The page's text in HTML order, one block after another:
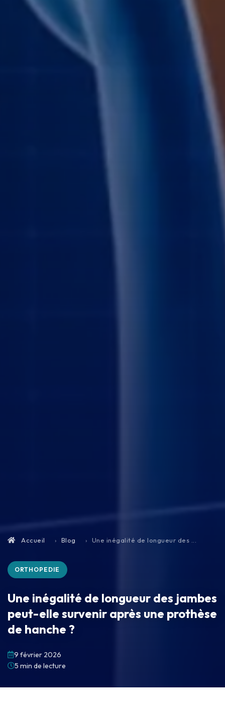
Accueil Blog Une inégalité de longueur des ...
ORTHOPEDIE
Une inégalité de longueur des jambes
peut-elle survenir après une prothèse
de hanche ?
9 février 2026
5 min de lecture